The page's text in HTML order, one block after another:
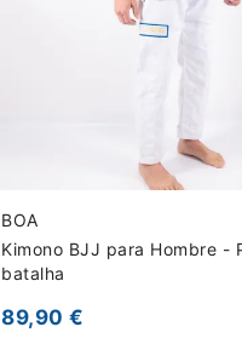
BOA
Kimono BJJ para Hombre -
batalha
89,90 €